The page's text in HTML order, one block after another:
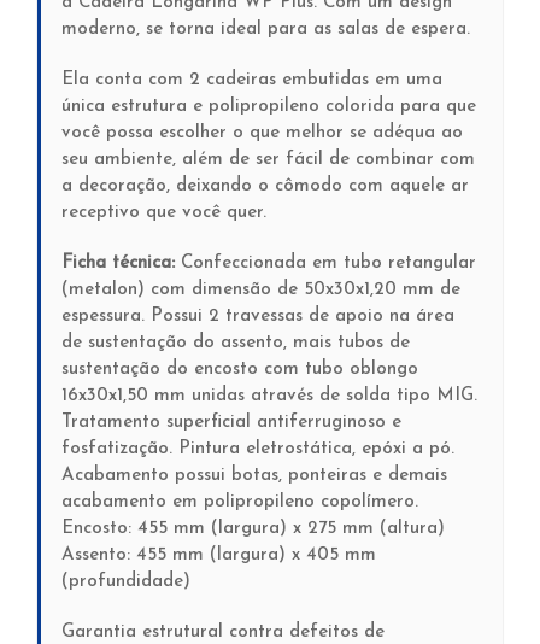
moderno, se torna ideal para as salas de espera.
Ela conta com 2 cadeiras embutidas em uma
única estrutura e polipropileno colorida para que
você possa escolher o que melhor se adéqua ao
seu ambiente, além de ser fácil de combinar com
a decoração, deixando o cômodo com aquele ar
receptivo que você quer.
Ficha técnica: Confeccionada em tubo retangular
(metalon) com dimensão de 50x30x1,20 mm de
espessura. Possui 2 travessas de apoio na área
de sustentação do assento, mais tubos de
sustentação do encosto com tubo oblongo
16x30x1,50 mm unidas através de solda tipo MIG.
Tratamento superficial antiferruginoso e
fosfatização. Pintura eletrostática, epóxi a pó.
Acabamento possui botas, ponteiras e demais
acabamento em polipropileno copolímero.
Encosto: 455 mm (largura) x 275 mm (altura)
Assento: 455 mm (largura) x 405 mm
(profundidade)
Garantia estrutural contra defeitos de